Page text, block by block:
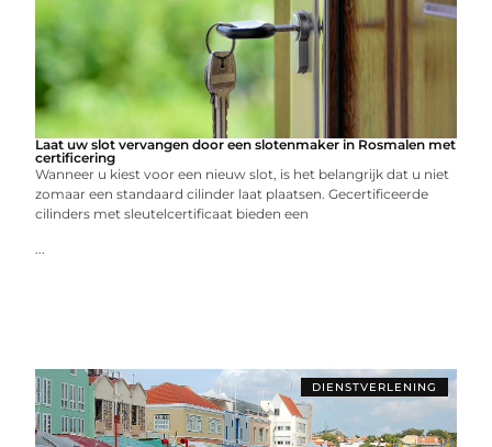
Laat uw slot vervangen door een slotenmaker in Rosmalen met
certificering
Wanneer u kiest voor een nieuw slot, is het belangrijk dat u niet
zomaar een standaard cilinder laat plaatsen. Gecertificeerde
cilinders met sleutelcertificaat bieden een
...
DIENSTVERLENING